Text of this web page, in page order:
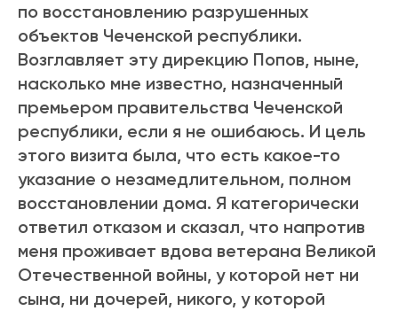
по восстановлению разрушенных
объектов Чеченской республики.
Возглавляет эту дирекцию Попов, ныне,
насколько мне известно, назначенный
премьером правительства Чеченской
республики, если я не ошибаюсь. И цель
этого визита была, что есть какое-то
указание о незамедлительном, полном
восстановлении дома. Я категорически
ответил отказом и сказал, что напротив
меня проживает вдова ветерана Великой
Отечественной войны, у которой нет ни
сына, ни дочерей, никого, у которой